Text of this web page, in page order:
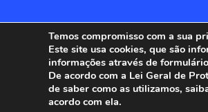
Temos compromisso com a sua
Este site usa cookies, que são
informações através de
De acordo com a Lei Geral de
de saber como as utilizamos,
acordo com ela.